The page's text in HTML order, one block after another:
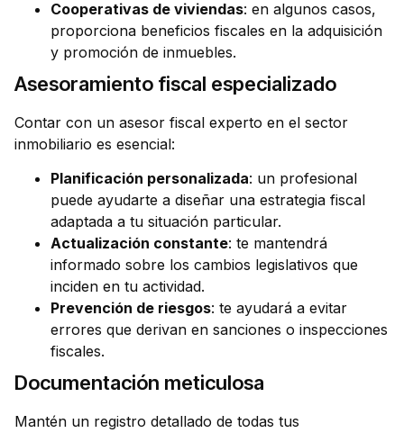
Cooperativas de viviendas: en algunos casos,
proporciona beneficios fiscales en la adquisición
y promoción de inmuebles.
Asesoramiento fiscal especializado
Contar con un asesor fiscal experto en el sector
inmobiliario es esencial:
Planificación personalizada: un profesional
puede ayudarte a diseñar una estrategia fiscal
adaptada a tu situación particular.
Actualización constante: te mantendrá
informado sobre los cambios legislativos que
inciden en tu actividad.
Prevención de riesgos: te ayudará a evitar
errores que derivan en sanciones o inspecciones
fiscales.
Documentación meticulosa
Mantén un registro detallado de todas tus